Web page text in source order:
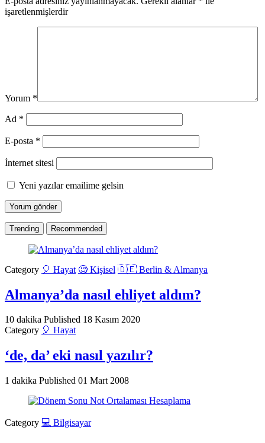
işaretlenmişlerdir
Yorum *
Ad *
E-posta *
İnternet sitesi
Yeni yazılar emailime gelsin
Trending Recommended
Category 🎈 Hayat 🧐 Kişisel 🇩🇪 Berlin & Almanya
Almanya’da nasıl ehliyet aldım?
10 dakika Published 18 Kasım 2020
Category 🎈 Hayat
‘de, da’ eki nasıl yazılır?
1 dakika Published 01 Mart 2008
Category 💻 Bilgisayar